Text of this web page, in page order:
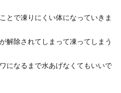
とで凍りにくい体になっていきま
解除されてしまって凍ってしまう
になるまで水あげなくてもいいで